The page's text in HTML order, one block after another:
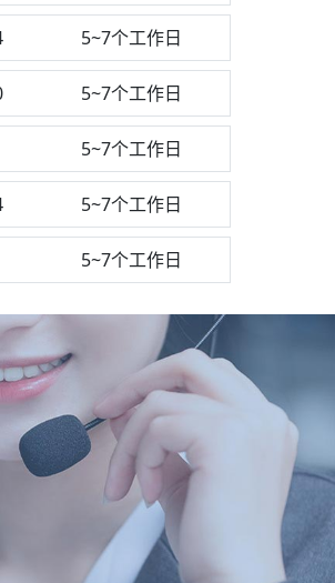
5~7个工作日
5~7个工作日
5~7个工作日
5~7个工作日
5~7个工作日